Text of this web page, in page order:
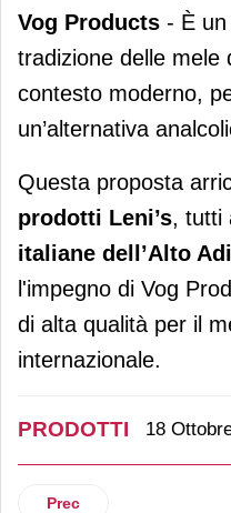
Vog Products - È
tradizione delle mele
contesto moderno,
un’alternativa
Questa proposta
prodotti Leni’s, tutti
italiane dell’Alto
l'impegno di Vog
di alta qualità per il
internazionale.
PRODOTTI 18
Articolo precedente:
Prec